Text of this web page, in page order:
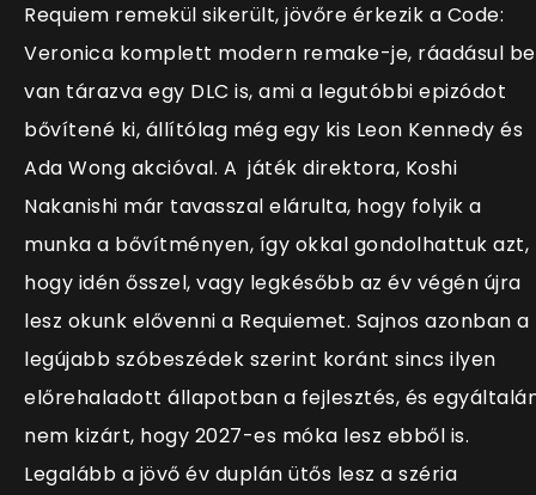
Requiem remekül sikerült, jövőre érkezik a Code:
Veronica komplett modern remake-je, ráadásul be
van tárazva egy DLC is, ami a legutóbbi epizódot
bővítené ki, állítólag még egy kis Leon Kennedy és
Ada Wong akcióval. A játék direktora, Koshi
Nakanishi már tavasszal elárulta, hogy folyik a
munka a bővítményen, így okkal gondolhattuk azt,
hogy idén ősszel, vagy legkésőbb az év végén újra
lesz okunk elővenni a Requiemet. Sajnos azonban a
legújabb szóbeszédek szerint koránt sincs ilyen
előrehaladott állapotban a fejlesztés, és
nem kizárt, hogy 2027-es móka lesz ebből is.
Legalább a jövő év duplán ütős lesz a széria